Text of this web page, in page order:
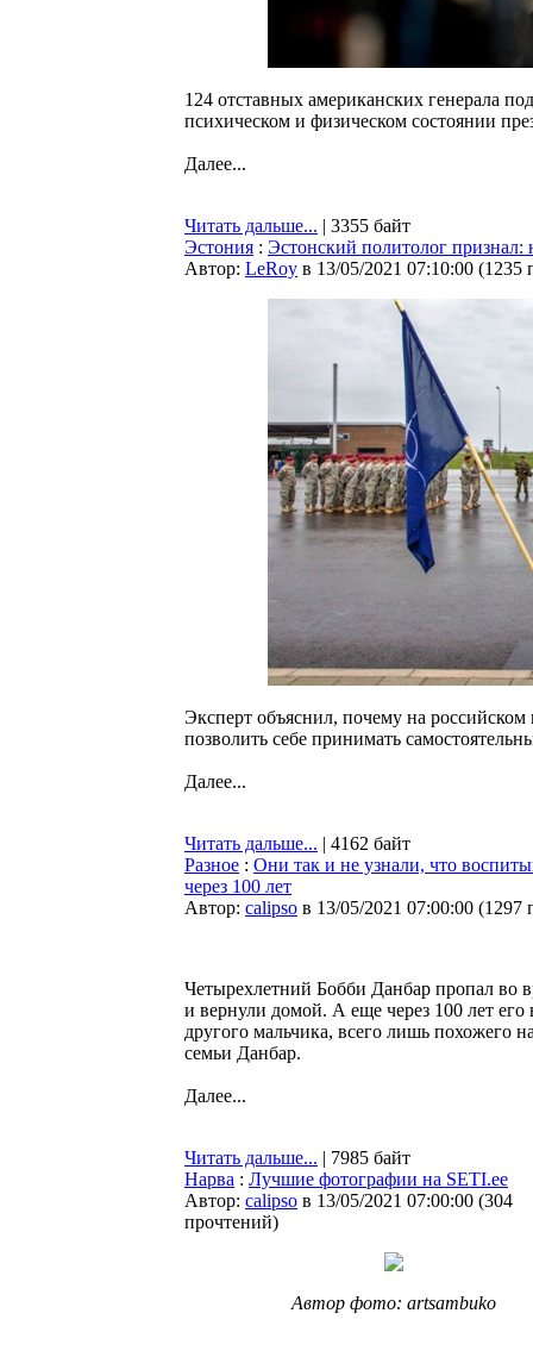
124 отставных американских генерала
психическом и физическом состоянии
Далее...
Читать дальше... | 3355 байт
Эстония : Эстонский политолог
Автор: LeRoy в 13/05/2021 07:10:00 (1235
Эксперт объяснил, почему на
позволить себе принимать
Далее...
Читать дальше... | 4162 байт
Разное : Они так и не узнали, что
через 100 лет
Автор: calipso в 13/05/2021 07:00:00 (1297
Четырехлетний Бобби Данбар пропал во
и вернули домой. А еще через 100 лет
другого мальчика, всего лишь похожего
семьи Данбар.
Далее...
Читать дальше... | 7985 байт
Нарва : Лучшие фотографии на SETI.ee
Автор: calipso в 13/05/2021 07:00:00 (304
прочтений)
Автор фото: artsambuko